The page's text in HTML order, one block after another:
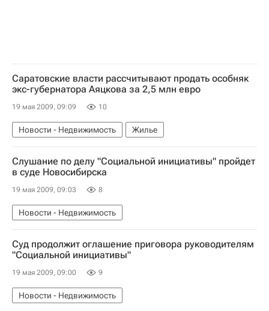
Саратовские власти рассчитывают продать особняк
экс-губернатора Аяцкова за 2,5 млн евро
19 мая 2009, 09:09 10
Новости - Недвижимость Жилье
Слушание по делу "Социальной инициативы" пройдет
в суде Новосибирска
19 мая 2009, 09:03 8
Новости - Недвижимость
Суд продолжит оглашение приговора руководителям
"Социальной инициативы"
19 мая 2009, 09:00 9
Новости - Недвижимость